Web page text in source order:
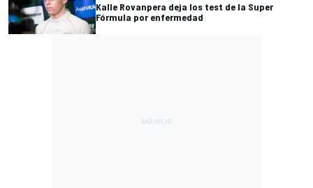
Kalle Rovanpera deja los test de la Super
Fórmula por enfermedad